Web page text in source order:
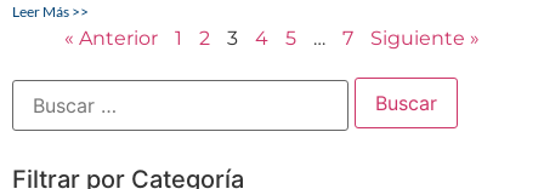
Leer Más >>
« Anterior 1 2 3 4 5 … 7 Siguiente »
Filtrar por Categoría